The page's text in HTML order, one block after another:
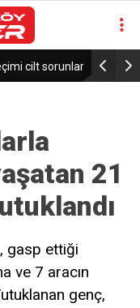
artırabilir BM
21
gasp ettiği
ve 7 aracın
genç,